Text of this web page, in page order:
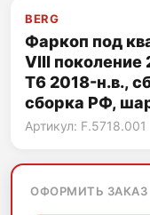
BERG
Фаркоп под
VIII
T6 2018-н.в.,
сборка РФ,
Артикул: F.5718.001
ОФОРМИТЬ ЗАКАЗ